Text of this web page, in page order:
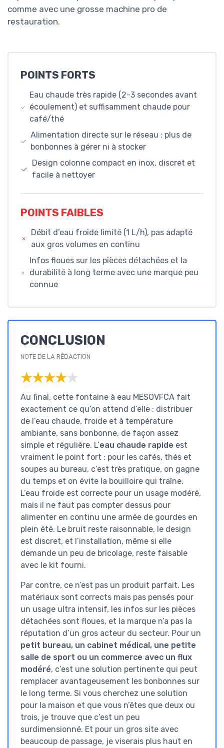
comme avec une grosse machine pro de
restauration.
POINTS FORTS
Eau chaude très rapide (2-3 secondes avant
écoulement) et suffisamment chaude pour
café/thé
Alimentation directe sur le réseau : plus de
bonbonnes à gérer ni à stocker
Design colonne compact en inox, discret et
facile à nettoyer
POINTS FAIBLES
Débit d’eau froide limité (1 L/h), pas adapté
aux gros volumes en continu
Infos floues sur les pièces détachées et la
durabilité à long terme avec une marque peu
connue
CONCLUSION
NOTE DE LA RÉDACTION
★★★★★
★★★★★
Au final, cette fontaine à eau MESOVFCA fait
exactement ce qu’on attend d’elle : distribuer
de l’eau chaude, froide et à température
ambiante, sans bonbonne, de façon assez
simple et régulière. L’eau chaude rapide est
vraiment le point fort : pour les cafés, thés et
soupes au bureau, c’est très pratique, on gagne
du temps et on évite la bouilloire qui traîne.
L’eau froide est correcte pour un usage modéré,
mais il ne faut pas compter dessus pour
alimenter en continu une armée de gourdes en
plein été. Le bruit reste raisonnable, le design
est discret, et l’installation, même si elle
demande un peu de bricolage, reste faisable
avec le kit fourni.
Par contre, ce n’est pas un produit parfait. Les
matériaux sont corrects mais pas pensés pour
un usage ultra intensif, les infos sur les pièces
détachées sont floues, et la marque n’a pas la
réputation d’un gros acteur du secteur. Pour un
petit bureau, un cabinet médical, une petite
salle de sport ou un commerce avec un flux
modéré, c’est une solution pertinente qui peut
remplacer avantageusement les bonbonnes sur
le long terme. Si vous cherchez une solution
pour la maison et que vous n’êtes que deux ou
trois, je trouve que c’est un peu
surdimensionné. Et pour un gros site avec
beaucoup de passage, je viserais plus haut en